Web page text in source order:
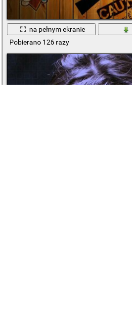
na pełnym ekranie
Pobierano 126 razy